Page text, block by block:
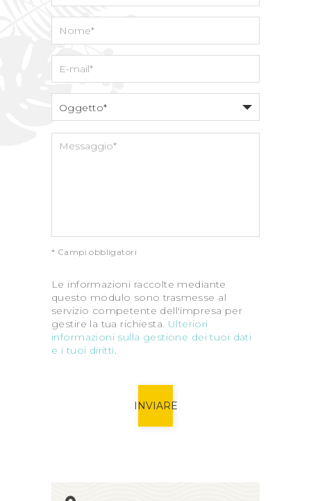
Oggetto*
* Campi obbligatori
Le informazioni raccolte mediante
questo modulo sono trasmesse al
servizio competente dell'impresa per
gestire la tua richiesta. Ulteriori
informazioni sulla gestione dei tuoi dati
e i tuoi diritti.
INVIARE